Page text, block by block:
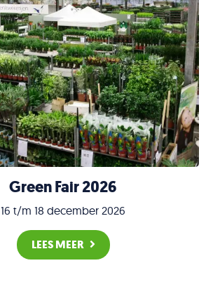
Green Fair 2026
16 t/m 18 december 2026
LEES MEER